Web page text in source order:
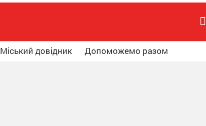
Міський довідник Допоможемо разом